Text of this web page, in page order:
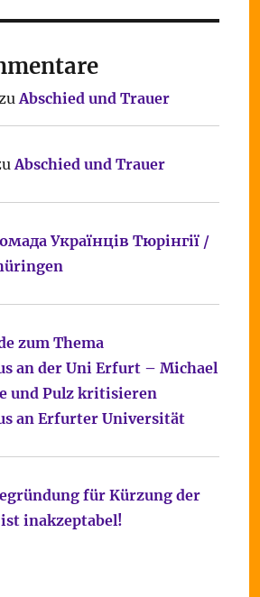
Abschied und Trauer
Abschied und Trauer
Українців Тюрінгії /
zum Thema
an der Uni Erfurt – Michael
und Pulz kritisieren
an Erfurter Universität
für Kürzung der
inakzeptabel!